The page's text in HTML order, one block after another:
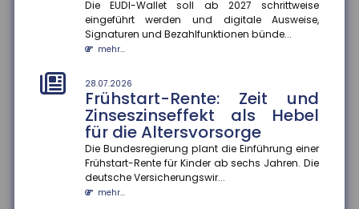
Die EUDI-Wallet soll ab 2027 schrittweise
eingeführt werden und digitale Ausweise,
Signaturen und Bezahlfunktionen bünde...
mehr...
28.07.2026
Frühstart-Rente: Zeit und
Zinseszinseffekt als Hebel
für die Altersvorsorge
Die Bundesregierung plant die Einführung einer
Frühstart-Rente für Kinder ab sechs Jahren. Die
deutsche Versicherungswir...
mehr...
mehr Beschäftigte wechseln
den Beruf
Der Anteil der Beschäftigten, die innerhalb eines
2024 um 13 Prozentp...
mehr...
28.07.2026
Geschlechterspezifische
Mobilität: Wie Umzüge
Karrierechancen beeinflussen
Paare, die umziehen, stehen oft vor der